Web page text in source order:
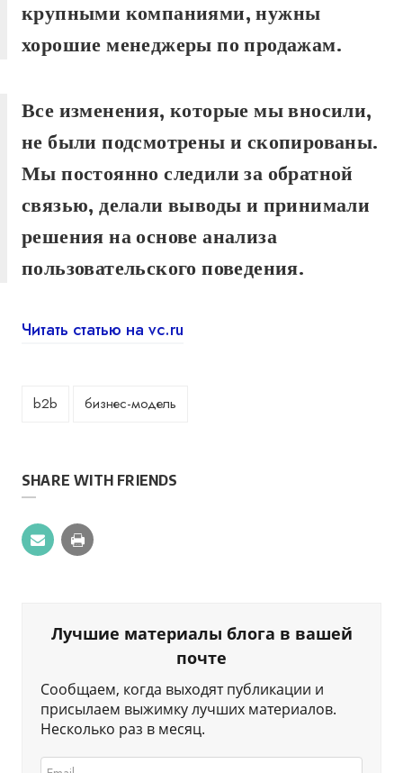
крупными компаниями, нужны
хорошие менеджеры по продажам.
Все изменения, которые мы вносили,
не были подсмотрены и скопированы.
Мы постоянно следили за обратной
связью, делали выводы и принимали
решения на основе анализа
пользовательского поведения.
Читать статью на vc.ru
b2b бизнес-модель
SHARE WITH FRIENDS
Лучшие материалы блога в вашей
почте
Сообщаем, когда выходят публикации и
присылаем выжимку лучших материалов.
Несколько раз в месяц.